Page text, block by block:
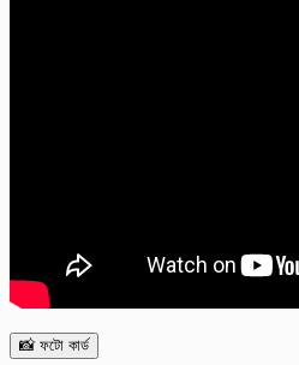
📸 ফটো কার্ড